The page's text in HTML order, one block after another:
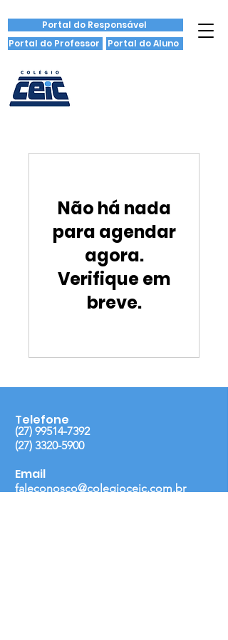
Portal do Professor
Portal do Responsável
Portal do Aluno
Não há nada
para agendar
agora.
Verifique em
breve.
Telefone
(27) 99514-7392
(27) 3320-5900
Email
faleconosco@colegioceic.com.br